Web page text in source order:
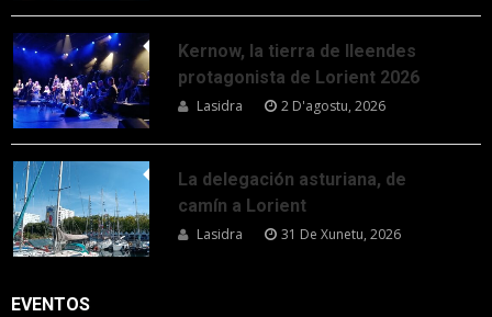
Kernow, la tierra de lleendes
protagonista de Lorient 2026
Lasidra 2 D'agostu, 2026
La delegación asturiana, de
camín a Lorient
Lasidra 31 De Xunetu, 2026
EVENTOS